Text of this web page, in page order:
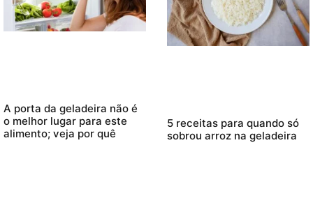
A porta da geladeira não é
o melhor lugar para este
alimento; veja por quê
5 receitas para quando só
sobrou arroz na geladeira